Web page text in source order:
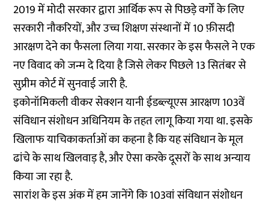
2019 में मोदी सरकार द्वारा आर्थिक रूप से पिछड़े वर्गों के लिए
सरकारी नौकरियों, और उच्च शिक्षण संस्थानों में 10 फ़ीसदी
आरक्षण देने का फैसला लिया गया. सरकार के इस फैसले ने एक
नए विवाद को जन्म दे दिया है जिसे लेकर पिछले 13 सितंबर से
सुप्रीम कोर्ट में सुनवाई जारी है.
इकोनॉमिकली वीकर सेक्शन यानी ईडब्ल्यूएस आरक्षण 103वें
संविधान संशोधन अधिनियम के तहत लागू किया गया था. इसके
खिलाफ याचिकाकर्ताओं का कहना है कि यह संविधान के मूल
ढांचे के साथ खिलवाड़ है, और ऐसा करके दूसरों के साथ अन्याय
किया जा रहा है.
सारांश के इस अंक में हम जानेंगे कि 103वां संविधान संशोधन